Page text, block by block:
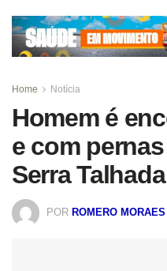
Home Notícia
Homem é
e com
Serra Talhada
POR ROMERO MORAES